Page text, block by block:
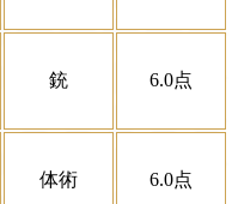
銃 6.0点
体術 6.0点